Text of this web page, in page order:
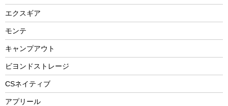
トレー
ランチョンマット
ランチボックス
エアーポンプ
ビーチテント
ウィンター
スノーシュー
防寒ウェア
トレッキング
エクスギア
モンテ
キャンプアウト
ビヨンドストレージ
CSネイティブ
アプリール